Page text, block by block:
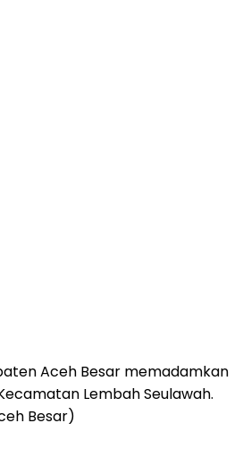
Aceh Besar memadamkan
Lembah Seulawah.
Besar)